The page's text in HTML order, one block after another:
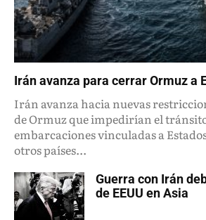
Irán avanza para cerrar Ormuz a
Irán avanza hacia nuevas
de Ormuz que impedirían el
embarcaciones vinculadas a
otros países...
Guerra con Irán
de EEUU en Asia